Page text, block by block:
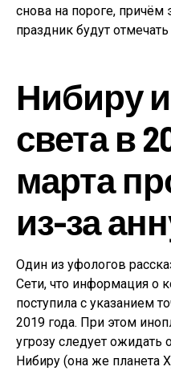
снова на пороге, причём
праздник будут
Нибиру
света в
марта
из-за
Один из уфологов
Сети, что информация о
поступила с указанием
2019 года. При этом
угрозу следует ожидать
Нибиру (она же планета